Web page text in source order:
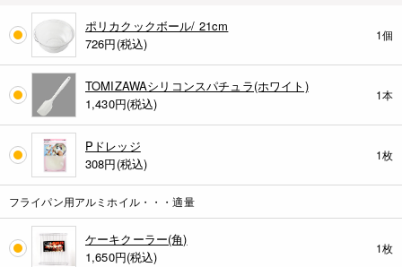
ポリカクックボール/ 21cm
726円(税込)
1個
TOMIZAWAシリコンスパチュラ(ホワイト)
1,430円(税込)
1本
Pドレッジ
308円(税込)
1枚
フライパン用アルミホイル・・・適量
ケーキクーラー(角)
1,650円(税込)
1枚